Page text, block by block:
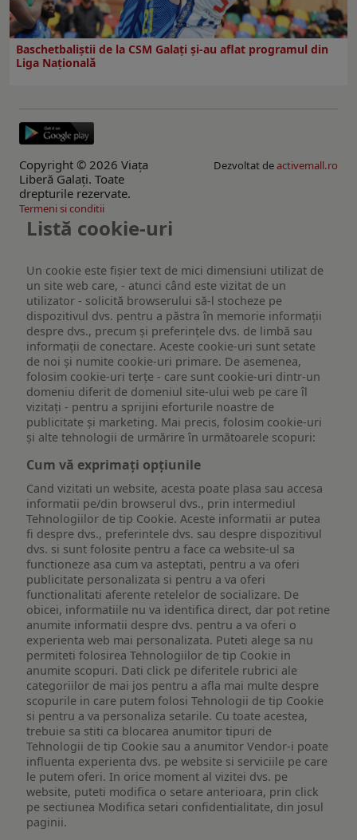
Baschetbaliștii de la CSM Galați și-au aflat programul din
Liga Națională
Copyright © 2026 Viaţa
Liberă Galaţi. Toate
drepturile rezervate.
Dezvoltat deactivemall.ro
Termeni si conditii
Listă cookie-uri
Un cookie este fişier text de mici dimensiuni utilizat de
un site web care, - atunci când este vizitat de un
utilizator - solicită browserului să-l stocheze pe
dispozitivul dvs. pentru a păstra în memorie informații
despre dvs., precum și preferințele dvs. de limbă sau
informații de conectare. Aceste cookie-uri sunt setate
de noi și numite cookie-uri primare. De asemenea,
folosim cookie-uri terțe - care sunt cookie-uri dintr-un
domeniu diferit de domeniul site-ului web pe care îl
vizitați - pentru a sprijini eforturile noastre de
publicitate și marketing. Mai precis, folosim cookie-uri
și alte tehnologii de urmărire în următoarele scopuri:
Cum vă exprimați opțiunile
Cand vizitati un website, acesta poate plasa sau accesa
informatii pe/din browserul dvs., prin intermediul
Tehnologiilor de tip Cookie. Aceste informatii ar putea
fi despre dvs., preferintele dvs. sau despre dispozitivul
dvs. si sunt folosite pentru a face ca website-ul sa
functioneze asa cum va asteptati, pentru a va oferi
publicitate personalizata si pentru a va oferi
functionalitati aferente retelelor de socializare. De
obicei, informatiile nu va identifica direct, dar pot retine
anumite informatii despre dvs. pentru a va oferi o
experienta web mai personalizata. Puteti alege sa nu
permiteti folosirea Tehnologiilor de tip Cookie in
anumite scopuri. Dati click pe diferitele rubrici ale
categoriilor de mai jos pentru a afla mai multe despre
scopurile in care putem folosi Tehnologii de tip Cookie
si pentru a va personaliza setarile. Cu toate acestea,
trebuie sa stiti ca blocarea anumitor tipuri de
Tehnologii de tip Cookie sau a anumitor Vendor-i poate
influenta experienta dvs. pe website si serviciile pe care
le putem oferi. In orice moment al vizitei dvs. pe
website, puteti modifica o setare anterioara, prin click
pe sectiunea Modifica setari confidentialitate, din josul
paginii.